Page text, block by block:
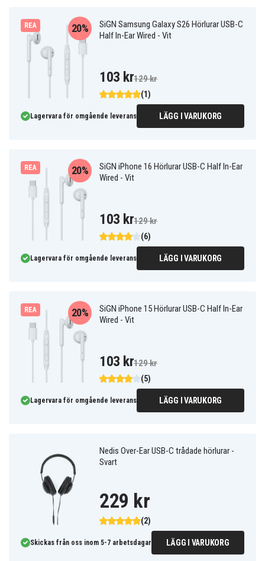
REA
SiGN Samsung Galaxy S26 Hörlurar USB-C
Half In-Ear Wired - Vit
(1)
20%
103 kr129 kr
Lagervara för omgående leverans LÄGG I VARUKORG
REA
SiGN iPhone 16 Hörlurar USB-C Half In-Ear
Wired - Vit
(6)
20%
103 kr129 kr
Lagervara för omgående leverans LÄGG I VARUKORG
REA
SiGN iPhone 15 Hörlurar USB-C Half In-Ear
Wired - Vit
(5)
20%
103 kr129 kr
Lagervara för omgående leverans LÄGG I VARUKORG
Nedis Over-Ear USB-C trådade hörlurar -
Svart
(2)
229 kr
Skickas från oss inom 5-7 arbetsdagar LÄGG I VARUKORG